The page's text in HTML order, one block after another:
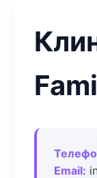
Email: